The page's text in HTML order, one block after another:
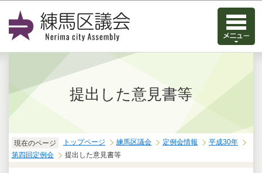
提出した意見書等
現在のページ トップページ 練馬区議会 定例会情報
平成30年
第四回定例会
提出した意見書等